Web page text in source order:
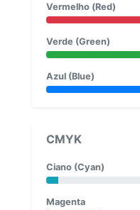
Vermelho (Red)
Verde (Green)
Azul (Blue)
CMYK
Ciano (Cyan)
Magenta